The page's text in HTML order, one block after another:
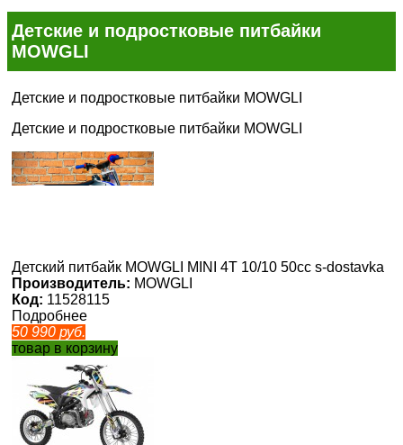
Детские и подростковые питбайки
MOWGLI
Детские и подростковые питбайки MOWGLI
Детские и подростковые питбайки MOWGLI
Детский питбайк MOWGLI MINI 4T 10/10 50cc s-dostavka
Производитель: MOWGLI
Код: 11528115
Подробнее
50 990 руб.
товар в корзину